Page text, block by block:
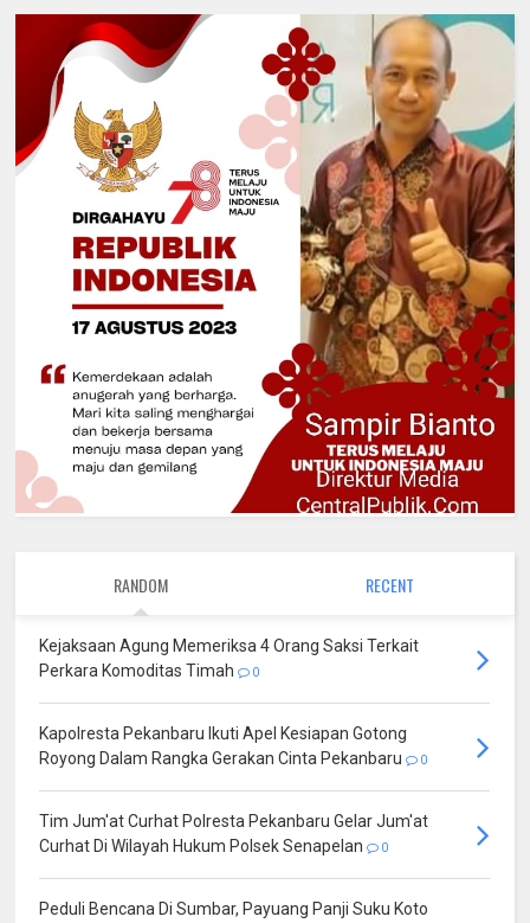
RANDOM RECENT
Kejaksaan Agung Memeriksa 4 Orang Saksi Terkait
Perkara Komoditas Timah
0
Kapolresta Pekanbaru Ikuti Apel Kesiapan Gotong
Royong Dalam Rangka Gerakan Cinta Pekanbaru
0
Tim Jum'at Curhat Polresta Pekanbaru Gelar Jum'at
Curhat Di Wilayah Hukum Polsek Senapelan
0
Peduli Bencana Di Sumbar, Payuang Panji Suku Koto